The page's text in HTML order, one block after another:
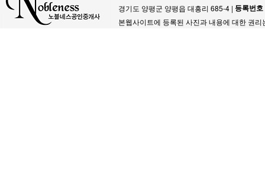
경기도 양평군 양평읍 대흥리 685-4 | 등록번호
본웹사이트에 등록된 사진과 내용에 대한 권